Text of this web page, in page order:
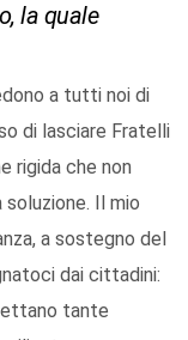
la quale
a tutti noi di
di lasciare Fratelli
rigida che non
soluzione. Il mio
a sostegno del
dai cittadini:
tante